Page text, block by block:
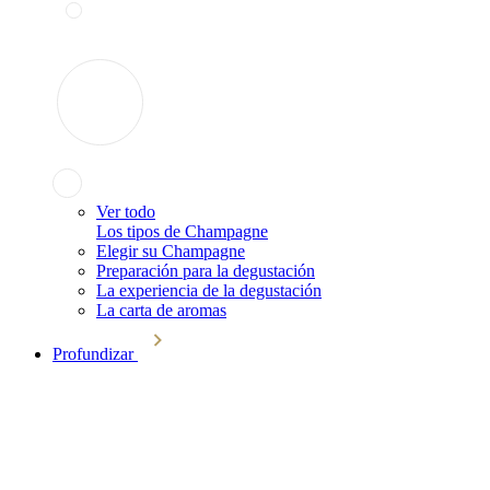
Ver todo
Los tipos de Champagne
Elegir su Champagne
Preparación para la degustación
La experiencia de la degustación
La carta de aromas
Profundizar